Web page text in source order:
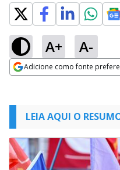
A+ A-
Adicione como fonte
LEIA AQUI O